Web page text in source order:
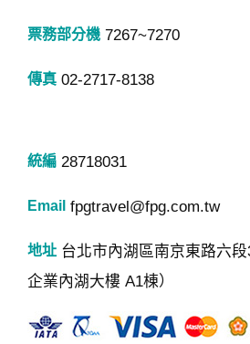
7267~7270
02-2717-8138
28718031
fpgtravel@fpg.com.tw
台北市內湖區南京東路六
企業內湖大樓 A1棟）